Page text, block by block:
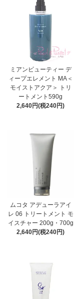
ミアンビューティー デ
ィープエレメント MA＜
モイストアクア＞ トリ
ートメント590g
2,640円(税240円)
ムコタ アデューラアイ
レ 06 トリートメント モ
イスチャー 200g・700g
2,640円(税240円)